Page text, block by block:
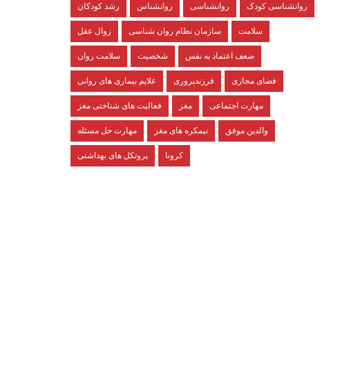
رشد کودکان روانشناس روانشناسی روانشناسی کودک
زوال عقل سازمان نظام روان شناسی سلامت
سلامت روان شخصیت ضعف اعتماد به نفس
علایم بیماری های روانی فرزندپروری فضای مجازی
فعالیت های شناختی مغز مغز مهارت اجتماعی
مهارت حل مسئله نیمکره های مغز والدین موفق
پروتکل های بهداشتی کرونا